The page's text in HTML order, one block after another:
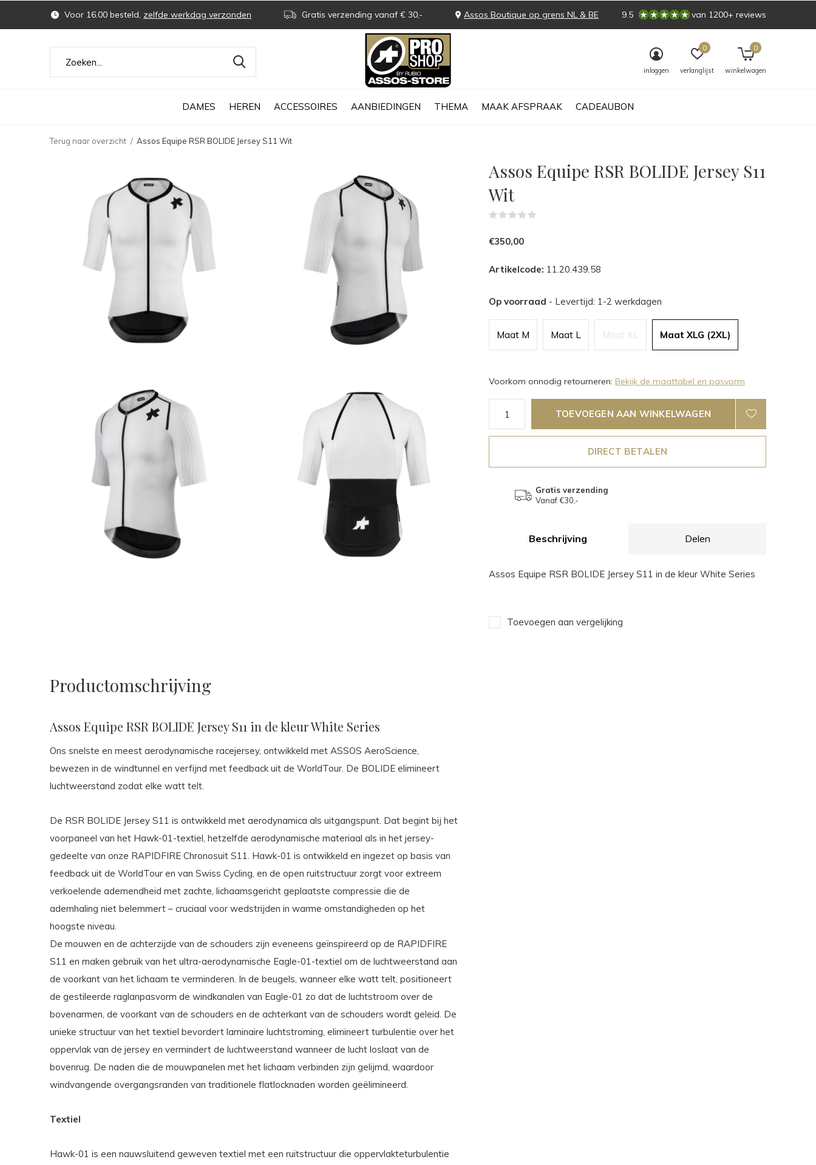
DAMES HEREN ACCESSOIRES AANBIEDINGEN THEMA MAAK AFSPRAAK CADEAUBON
inloggen verlanglijst
0
winkelwagen
0
Voor 16.00 besteld, zelfde werkdag verzonden Gratis verzending vanaf € 30,- Assos Boutique op grens NL & BE 9.5 van 1200+ reviews
Terug naar overzicht Assos Equipe RSR BOLIDE Jersey S11 Wit
Assos Equipe RSR BOLIDE Jersey S11
Wit
€350,00
Artikelcode: 11.20.439.58
Op voorraad - Levertijd: 1-2 werkdagen
Maat M Maat L Maat XL Maat XLG (2XL)
Voorkom onnodig retourneren: Bekijk de maattabel en pasvorm
TOEVOEGEN AAN WINKELWAGEN
DIRECT BETALEN
Gratis verzending
Vanaf €30,-
Beschrijving Delen
Assos Equipe RSR BOLIDE Jersey S11 in de kleur White Series
Toevoegen aan vergelijking
Productomschrijving
Assos Equipe RSR BOLIDE Jersey S11 in de kleur White Series
Ons snelste en meest aerodynamische racejersey, ontwikkeld met ASSOS AeroScience,
bewezen in de windtunnel en verfijnd met feedback uit de WorldTour. De BOLIDE elimineert
luchtweerstand zodat elke watt telt.
De RSR BOLIDE Jersey S11 is ontwikkeld met aerodynamica als uitgangspunt. Dat begint bij het
voorpaneel van het Hawk-01-textiel, hetzelfde aerodynamische materiaal als in het jersey-
gedeelte van onze RAPIDFIRE Chronosuit S11. Hawk-01 is ontwikkeld en ingezet op basis van
feedback uit de WorldTour en van Swiss Cycling, en de open ruitstructuur zorgt voor extreem
verkoelende ademendheid met zachte, lichaamsgericht geplaatste compressie die de
ademhaling niet belemmert – cruciaal voor wedstrijden in warme omstandigheden op het
hoogste niveau.
De mouwen en de achterzijde van de schouders zijn eveneens geïnspireerd op de RAPIDFIRE
S11 en maken gebruik van het ultra-aerodynamische Eagle-01-textiel om de luchtweerstand aan
de voorkant van het lichaam te verminderen. In de beugels, wanneer elke watt telt, positioneert
de gestileerde raglanpasvorm de windkanalen van Eagle-01 zo dat de luchtstroom over de
bovenarmen, de voorkant van de schouders en de achterkant van de schouders wordt geleid. De
unieke structuur van het textiel bevordert laminaire luchtstroming, elimineert turbulentie over het
oppervlak van de jersey en vermindert de luchtweerstand wanneer de lucht loslaat van de
bovenrug. De naden die de mouwpanelen met het lichaam verbinden zijn gelijmd, waardoor
windvangende overgangsranden van traditionele flatlocknaden worden geëlimineerd.
Textiel
Hawk-01 is een nauwsluitend geweven textiel met een ruitstructuur die oppervlakteturbulentie